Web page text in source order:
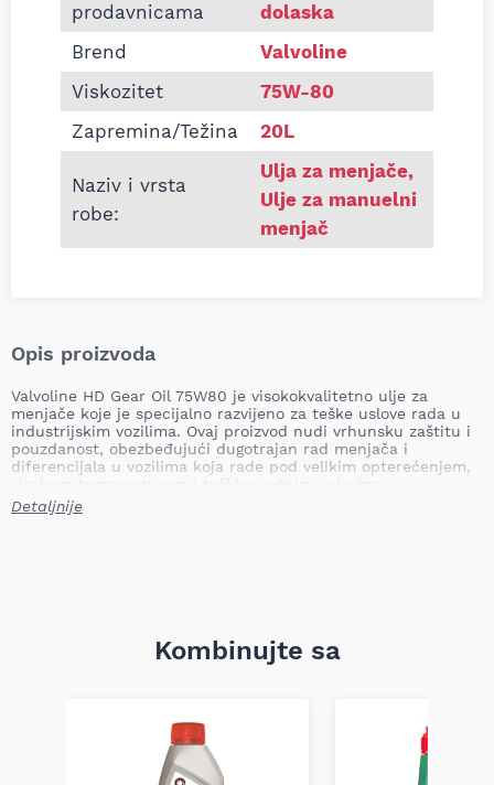
prodavnicama
dolaska
Brend
Valvoline
Viskozitet
75W-80
Zapremina/Težina
20L
Naziv i vrsta
robe:
Ulja za menjače,
Ulje za manuelni
menjač
Opis proizvoda
Valvoline HD Gear Oil 75W80 je visokokvalitetno ulje za
menjače koje je specijalno razvijeno za teške uslove rada u
industrijskim vozilima. Ovaj proizvod nudi vrhunsku zaštitu i
pouzdanost, obezbeđujući dugotrajan rad menjača i
diferencijala u vozilima koja rade pod velikim opterećenjem,
Ključne prednosti:
smanjujući formiranje naslaga i štiteći od oksidacije.
Napredni aditivi:Štite od korozije, oksidacije, pene i
Obezbeđuje lakše menjanje brzina i zaštitu u hladnim
Uravnotežen odnos viskoznosti i temperature:
Održava
Detaljnije
Kombinujte sa